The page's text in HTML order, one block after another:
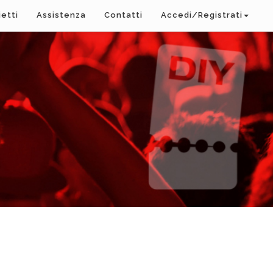
Assistenza Contatti Accedi/Registrati